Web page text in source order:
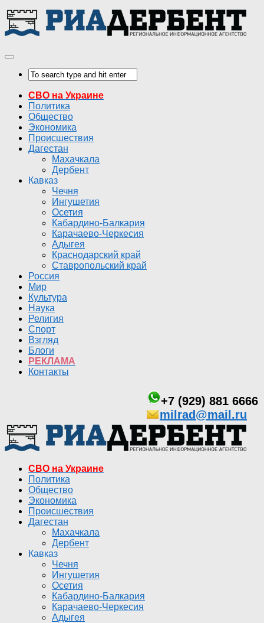
СВО на Украине
Политика
Общество
Экономика
Происшествия
Дагестан
Махачкала
Дербент
Кавказ
Чечня
Ингушетия
Осетия
Кабардино-Балкария
Карачаево-Черкесия
Адыгея
Краснодарский край
Ставропольский край
Россия
Мир
Культура
Наука
Религия
Спорт
Взгляд
Блоги
РЕКЛАМА
Контакты
+7 (929) 881 6666
milrad@mail.ru
СВО на Украине
Политика
Общество
Экономика
Происшествия
Дагестан
Махачкала
Дербент
Кавказ
Чечня
Ингушетия
Осетия
Кабардино-Балкария
Карачаево-Черкесия
Адыгея